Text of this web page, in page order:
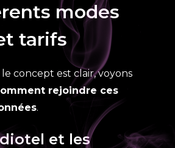
modes
tarifs
concept est clair, voyons
rejoindre ces
.
et les